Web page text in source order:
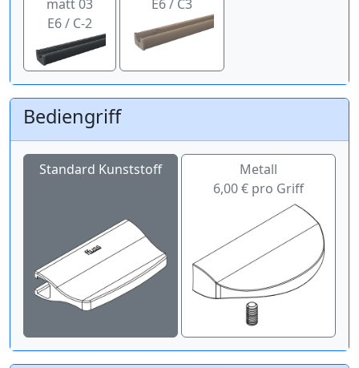
matt 03
E6 / C-2
E6 / C3
Bediengriff
Standard Kunststoff
Metall
6,00 € pro Griff